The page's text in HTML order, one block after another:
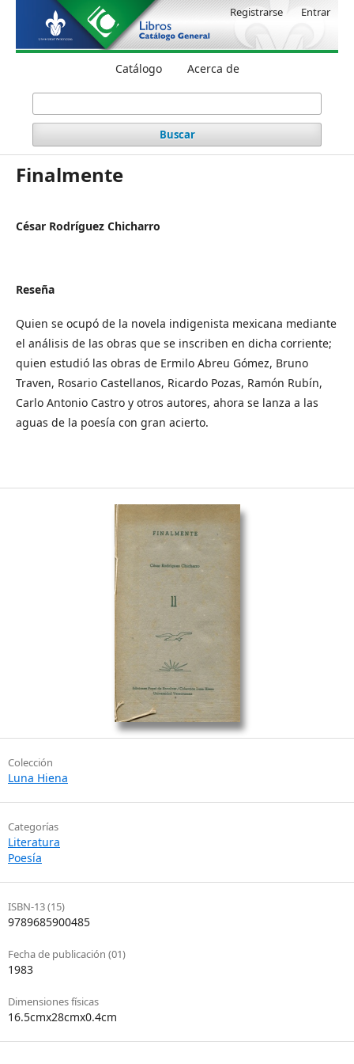
Catálogo Acerca de
Buscar
Registrarse Entrar
Finalmente
César Rodríguez Chicharro
Reseña
Quien se ocupó de la novela indigenista mexicana mediante
el análisis de las obras que se inscriben en dicha corriente;
quien estudió las obras de Ermilo Abreu Gómez, Bruno
Traven, Rosario Castellanos, Ricardo Pozas, Ramón Rubín,
Carlo Antonio Castro y otros autores, ahora se lanza a las
aguas de la poesía con gran acierto.
Colección
Luna Hiena
Categorías
Literatura
Poesía
ISBN-13 (15)
9789685900485
Fecha de publicación (01)
1983
Dimensiones físicas
16.5cmx28cmx0.4cm